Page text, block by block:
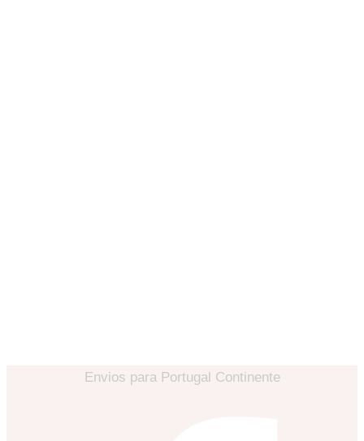
Envios para Portugal Continente